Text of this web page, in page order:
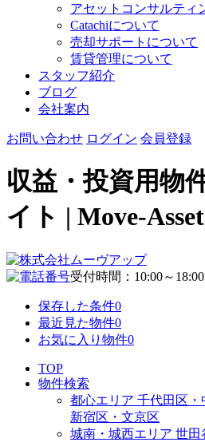
アセットコンサルティ
Catachiについて
売却サポートについて
賃貸管理について
スタッフ紹介
ブログ
会社案内
お問い合わせ ログイン 会員登録
収益・投資用物
イト | Move-Asset
受付時間：10:00～18:00
保存した条件0
最近見た物件0
お気に入り物件0
TOP
物件検索
都心エリア 千代田区・
新宿区・文京区
城南・城西エリア 世田